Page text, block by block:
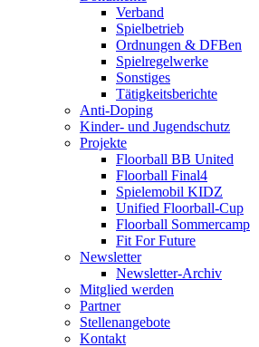
Verband
Spielbetrieb
Ordnungen & DFBen
Spielregelwerke
Sonstiges
Tätigkeitsberichte
Anti-Doping
Kinder- und Jugendschutz
Projekte
Floorball BB United
Floorball Final4
Spielemobil KIDZ
Unified Floorball-Cup
Floorball Sommercamp
Fit For Future
Newsletter
Newsletter-Archiv
Mitglied werden
Partner
Stellenangebote
Kontakt